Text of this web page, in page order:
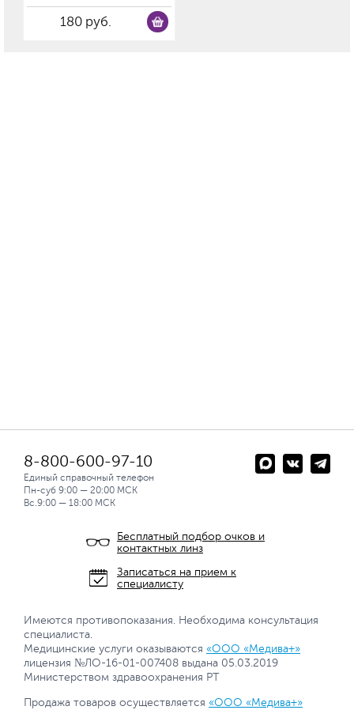
180 руб.
8-800-600-97-10
Единый справочный телефон
Пн-суб 9:00 — 20:00 МСК
Вс.9:00 — 18:00 МСК
Бесплатный подбор очков и
контактных линз
Записаться на прием к
специалисту
Имеются противопоказания. Необходима консультация
специалиста.
Медицинские услуги оказываются «ООО «Медива+»
лицензия №ЛО-16-01-007408 выдана 05.03.2019
Министерством здравоохранения РТ
Продажа товаров осуществляется «ООО «Медива+»